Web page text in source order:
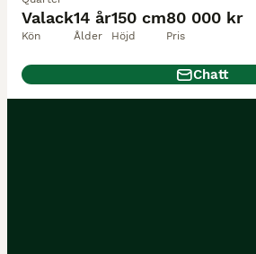
Valack
Kön
14 år
Ålder
150 cm
Höjd
80 000 kr
Pris
Chatt